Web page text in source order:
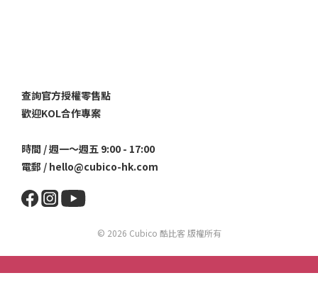
查詢官方授權零售點
歡迎KOL合作專案
時間 / 週一～週五 9:00 - 17:00
電郵 / hello@cubico-hk.com
© 2026 Cubico 酷比客 版權所有